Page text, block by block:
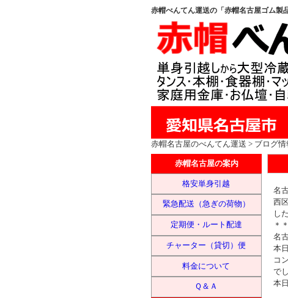
赤帽べんてん運送の「赤帽名古屋ゴム製
赤帽名古屋のべんてん運送 > ブログ情
赤帽名古屋の案内
格安単身引越
緊急配送（急ぎの荷物）
定期便・ルート配達
チャーター（貸切）便
料金について
Ｑ＆Ａ
名
西
し
＊
名
本
コ
で
本